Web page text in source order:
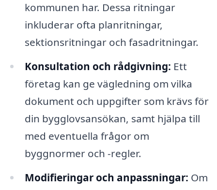
kommunen har. Dessa ritningar
inkluderar ofta planritningar,
sektionsritningar och fasadritningar.
Konsultation och rådgivning: Ett
företag kan ge vägledning om vilka
dokument och uppgifter som krävs för
din bygglovsansökan, samt hjälpa till
med eventuella frågor om
byggnormer och -regler.
Modifieringar och anpassningar: Om